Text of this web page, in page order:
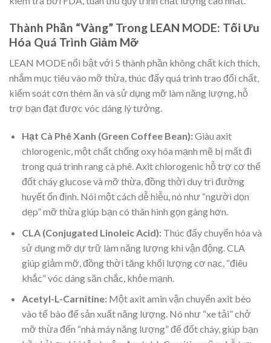
Thành Phần “Vàng” Trong LEAN MODE: Tối Ưu
Hóa Quá Trình Giảm Mỡ
LEAN MODE nổi bật với 5 thành phần không chất kích thích,
nhắm mục tiêu vào mỡ thừa, thúc đẩy quá trình trao đổi chất,
kiểm soát cơn thèm ăn và sử dụng mỡ làm năng lượng, hỗ
trợ bạn đạt được vóc dáng lý tưởng.
Hạt Cà Phê Xanh (Green Coffee Bean):Giàu axit
chlorogenic, một chất chống oxy hóa mạnh mẽ bị mất đi
trong quá trình rang cà phê. Axit chlorogenic hỗ trợ cơ thể
đốt cháy glucose và mỡ thừa, đồng thời duy trì đường
huyết ổn định. Nói một cách dễ hiễu, nó như “người dọn
dẹp” mỡ thừa giúp bạn có thân hình gọn gàng hơn.
CLA (Conjugated Linoleic Acid):Thúc đẩy chuyển hóa và
sử dụng mỡ dự trữ làm năng lượng khi vận động. CLA
giúp giảm mỡ, đồng thời tăng khối lượng cơ nạc, “điêu
khắc” vóc dáng săn chắc, khỏe mạnh.
Acetyl-L-Carnitine:Một axit amin vận chuyển axit béo
vào tế bào để sản xuất năng lượng. Nó như “xe tải” chở
mỡ thừa đến “nhà máy năng lượng” để đốt cháy, giúp bạn